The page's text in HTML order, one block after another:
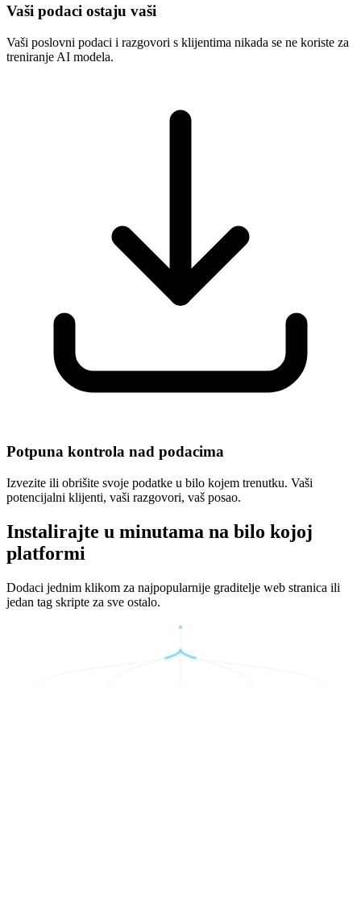
Vaši podaci ostaju vaši
Vaši poslovni podaci i razgovori s klijentima nikada se ne koriste za
treniranje AI modela.
Potpuna kontrola nad podacima
Izvezite ili obrišite svoje podatke u bilo kojem trenutku. Vaši
potencijalni klijenti, vaši razgovori, vaš posao.
Instalirajte u minutama na bilo kojoj
platformi
Dodaci jednim klikom za najpopularnije graditelje web stranica ili
jedan tag skripte za sve ostalo.